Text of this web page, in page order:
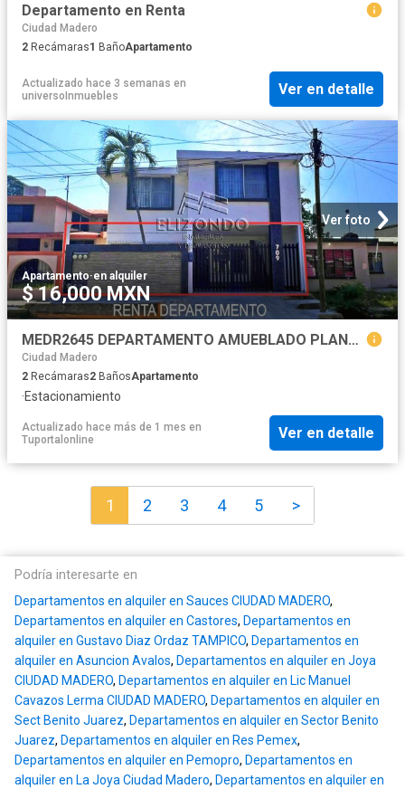
Departamento en Renta
Ciudad Madero
2 Recámaras1 BañoApartamento
Actualizado hace 3 semanas en
universoInmuebles
Ver en detalle
Ver foto
Apartamento·en alquiler
$ 16,000 MXN
MEDR2645 DEPARTAMENTO AMUEBLADO PLANTA BAJA EN RENTA, COL. LOS MANGOS, $16,000
Ciudad Madero
2 Recámaras2 BañosApartamento
·Estacionamiento
Actualizado hace más de 1 mes en
Tuportalonline
Ver en detalle
1 2 3 4 5 >
Podría interesarte en
Departamentos en alquiler en Sauces CIUDAD MADERO,
Departamentos en alquiler en Castores, Departamentos en
alquiler en Gustavo Diaz Ordaz TAMPICO, Departamentos en
alquiler en Asuncion Avalos, Departamentos en alquiler en Joya
CIUDAD MADERO, Departamentos en alquiler en Lic Manuel
Cavazos Lerma CIUDAD MADERO, Departamentos en alquiler en
Sect Benito Juarez, Departamentos en alquiler en Sector Benito
Juarez, Departamentos en alquiler en Res Pemex,
Departamentos en alquiler en Pemopro, Departamentos en
alquiler en La Joya Ciudad Madero, Departamentos en alquiler en